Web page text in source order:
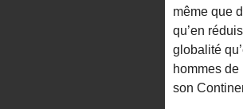
même que
qu’en
globalité
hommes de
son